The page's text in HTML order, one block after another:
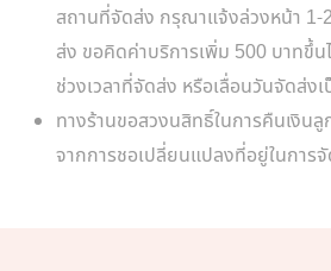
สถานที่จัดส่ง กรุณาแจ้งล่วงหน้า 1-
ส่ง ขอคิดค่าบริการเพิ่ม 500 บาทขึ้น
ช่วงเวลาที่จัดส่ง หรือเลื่อนวันจัดส่ง
ทางร้านขอสวงนสิทธิ์ในการคืนเงิน
จากการชอเปลี่ยนแปลงที่อยู่ในการ